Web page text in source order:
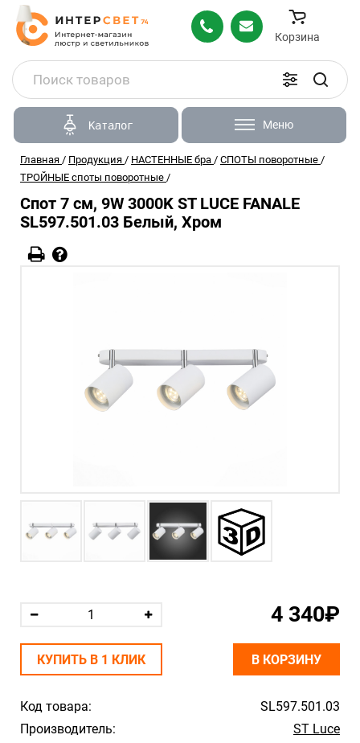
Корзина
Каталог Меню
Главная / Продукция / НАСТЕННЫЕ бра / СПОТЫ поворотные /
ТРОЙНЫЕ споты поворотные /
Спот 7 см, 9W 3000K ST LUCE FANALE
SL597.501.03 Белый, Хром
Код товара:
SL597.501.03
Производитель:
ST Luce
4 340₽
КУПИТЬ В 1 КЛИК В КОРЗИНУ